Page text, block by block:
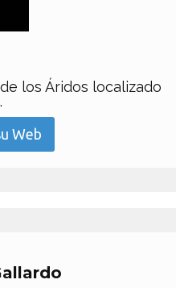
los Áridos localizado
Web